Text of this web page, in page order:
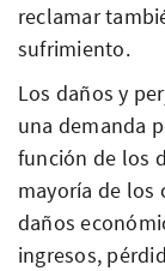
reclamar
sufrimiento.
Los daños y
una demanda
función de los
mayoría de los
daños
ingresos,